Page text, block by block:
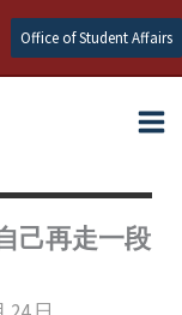
Office of Student Affairs
己再走一段